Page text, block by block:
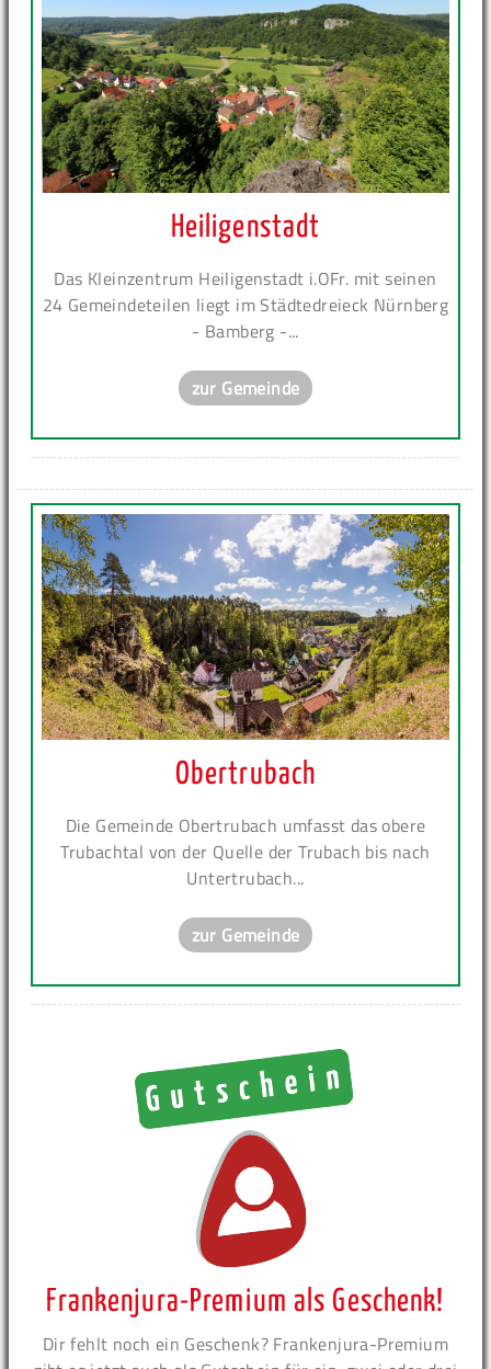
Heiligenstadt
Das Kleinzentrum Heiligenstadt i.OFr. mit seinen
24 Gemeindeteilen liegt im Städtedreieck Nürnberg
- Bamberg -...
zur Gemeinde
Obertrubach
Die Gemeinde Obertrubach umfasst das obere
Trubachtal von der Quelle der Trubach bis nach
Untertrubach...
zur Gemeinde
Frankenjura-Premium als Geschenk!
Dir fehlt noch ein Geschenk? Frankenjura-Premium